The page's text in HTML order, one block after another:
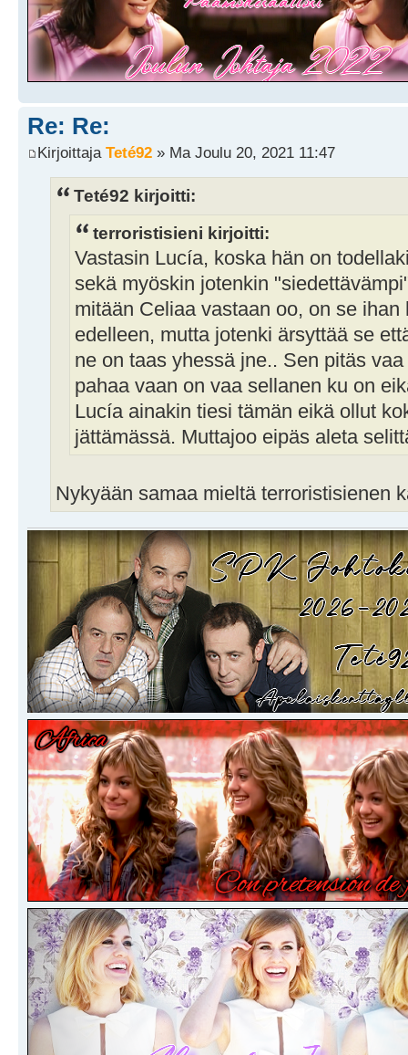
Re: Re:
Kirjoittaja Teté92 » Ma Joulu 20, 2021 11:47
Teté92 kirjoitti:
terroristisieni kirjoitti:
Vastasin Lucía, koska hän on
sekä myöskin jotenkin
mitään Celiaa vastaan oo, on se ihan
edelleen, mutta jotenki ärsyttää se
ne on taas yhessä jne.. Sen pitäs
pahaa vaan on vaa sellanen ku on
Lucía ainakin tiesi tämän eikä ollut
jättämässä. Muttajoo eipäs aleta
Nykyään samaa mieltä terroristisienen